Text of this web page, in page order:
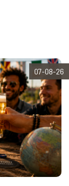
07-08-26